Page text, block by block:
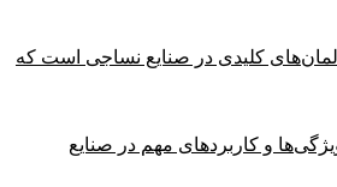
کلیدی در صنایع نساجی است که